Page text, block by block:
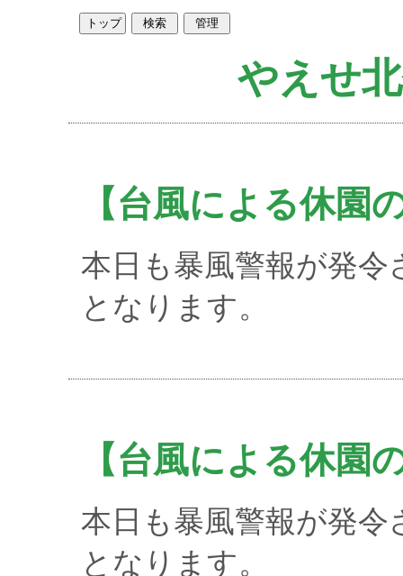
やえせ
【台風による休園
本日も暴風警報が発
となります。
【台風による休園
本日も暴風警報が発
となります。